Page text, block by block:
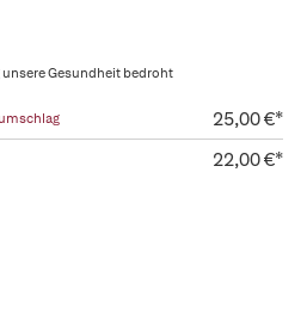
Gesundheit bedroht
25,00 €*
22,00 €*